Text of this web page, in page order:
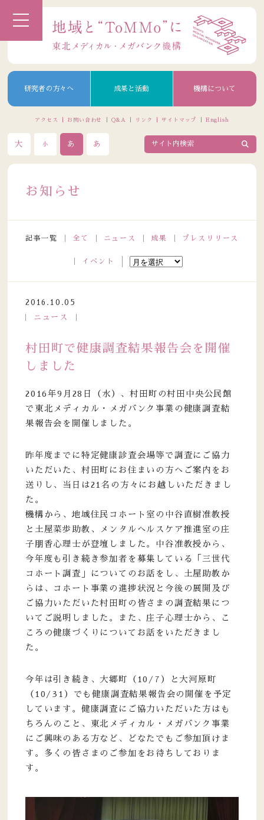
研究者の方々へ 成果と活動 機構について
アクセス お問い合わせ Q&A リンク サイトマップ English
大 小 あ あ
お知らせ
記事一覧 全て ニュース 成果 プレスリリース
イベント
2016.10.05
ニュース
村田町で健康調査結果報告会を開催
しました
2016年9月28日（水）、村田町の村田中央公民館
で東北メディカル・メガバンク事業の健康調査結
果報告会を開催しました。
昨年度までに特定健康診査会場等で調査にご協力
いただいた、村田町にお住まいの方へご案内をお
送りし、当日は21名の方々にお越しいただきまし
た。
機構から、地域住民コホート室の中谷直樹准教授
と土屋菜歩助教、メンタルへルスケア推進室の庄
子朋香心理士が登壇しました。中谷准教授から、
今年度も引き続き参加者を募集している「三世代
コホート調査」についてのお話をし、土屋助教か
らは、コホート事業の進捗状況と今後の展開及び
ご協力いただいた村田町の皆さまの調査結果につ
いてご説明しました。また、庄子心理士から、こ
ころの健康づくりについてお話をいただきまし
た。
今年は引き続き、大郷町（10/7）と大河原町
（10/31）でも健康調査結果報告会の開催を予定
しています。健康調査にご協力いただいた方はも
ちろんのこと、東北メディカル・メガバンク事業
にご興味のある方など、どなたでもご参加頂けま
す。多くの皆さまのご参加をお待ちしておりま
す。